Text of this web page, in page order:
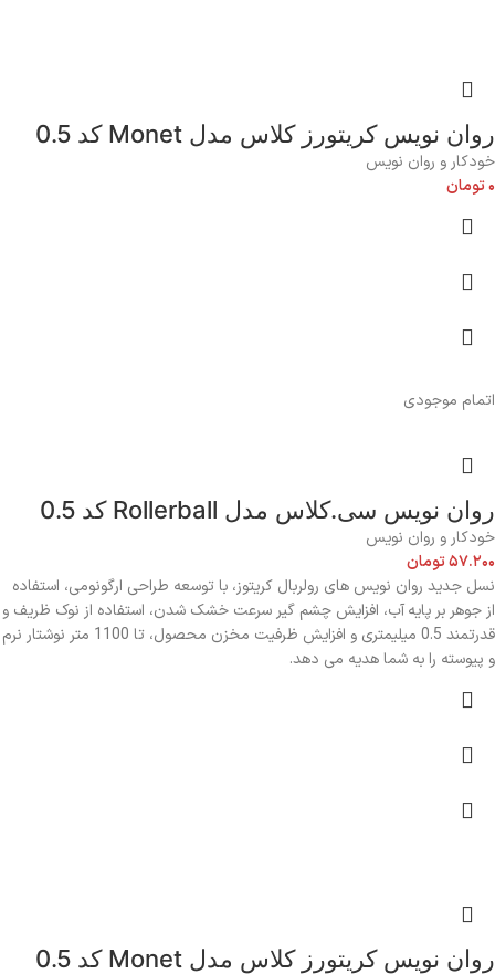
روان نویس کریتورز کلاس مدل Monet کد 0.5
خودکار و روان نویس
۰تومان
اتمام موجودی
روان نویس سی.کلاس مدل Rollerball کد 0.5
خودکار و روان نویس
۵۷.۲۰۰تومان
نسل جدید روان نویس های رولربال کریتوز، با توسعه طراحی ارگونومی، استفاده
از جوهر بر پایه آب، افزایش چشم گیر سرعت خشک شدن، استفاده از نوک ظریف و
قدرتمند 0.5 میلیمتری و افزایش ظرفیت مخزن محصول، تا 1100 متر نوشتار نرم
و پیوسته را به شما هدیه می دهد.
روان نویس کریتورز کلاس مدل Monet کد 0.5